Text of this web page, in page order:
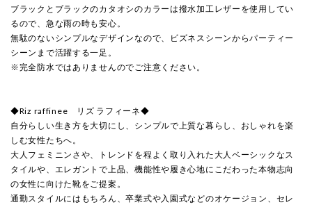
ブラックとブラックのカタオシのカラーは撥水加工レザーを使用してい
るので、急な雨の時も安心。
無駄のないシンプルなデザインなので、ビズネスシーンからパーティー
シーンまで活躍する一足。
※完全防水ではありませんのでご注意ください。
◆Riz raffinee リズ ラフィーネ◆
自分らしい生き方を大切にし、シンプルで上質な暮らし、おしゃれを楽
しむ女性たちへ。
大人フェミニンさや、トレンドを程よく取り入れた大人ベーシックなス
タイルや、エレガントで上品、機能性や履き心地にこだわった本物志向
の女性に向けた靴をご提案。
通勤スタイルにはもちろん、卒業式や入園式などのオケージョン、セレ